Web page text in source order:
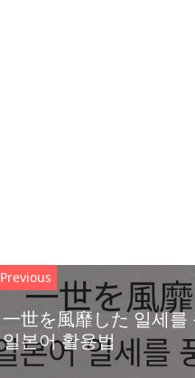
Previous
一世を風靡した 일세를
일본어 활용법